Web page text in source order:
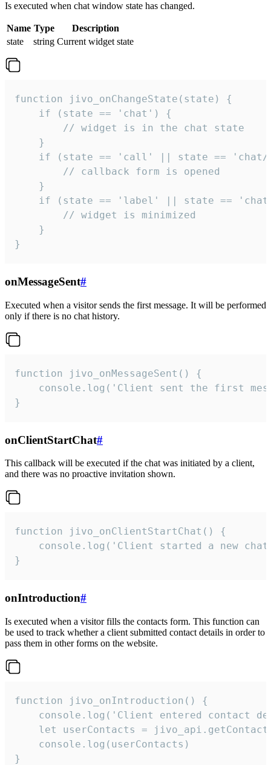
Is executed when chat window state has changed.
Name Type
Description
state
string Current widget state
function jivo_onChangeState(state) {
    if (state == 'chat') {
        // widget is in the chat state
    }
if (state == 'call' || state ==
        // callback form is opened
    }
if (state == 'label' || state ==
        // widget is minimized
    }
}
onMessageSent#
Executed when a visitor sends the first message. It will be performed
only if there is no chat history.
function jivo_onMessageSent() {
console.log('Client sent the first
}
onClientStartChat#
This callback will be executed if the chat was initiated by a client,
and there was no proactive invitation shown.
function jivo_onClientStartChat() {
console.log('Client started a new
}
onIntroduction#
Is executed when a visitor fills the contacts form. This function can
be used to track whether a client submitted contact details in order to
pass them in other forms on the website.
function jivo_onIntroduction() {
console.log('Client entered contact
let userContacts =
    console.log(userContacts)
}